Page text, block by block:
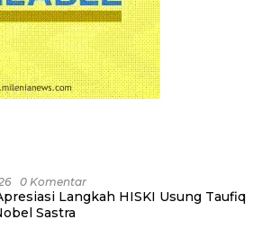
0 Komentar
Langkah HISKI Usung Taufiq
Sastra